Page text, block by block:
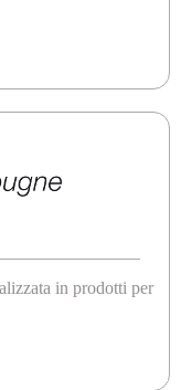
in prodotti per